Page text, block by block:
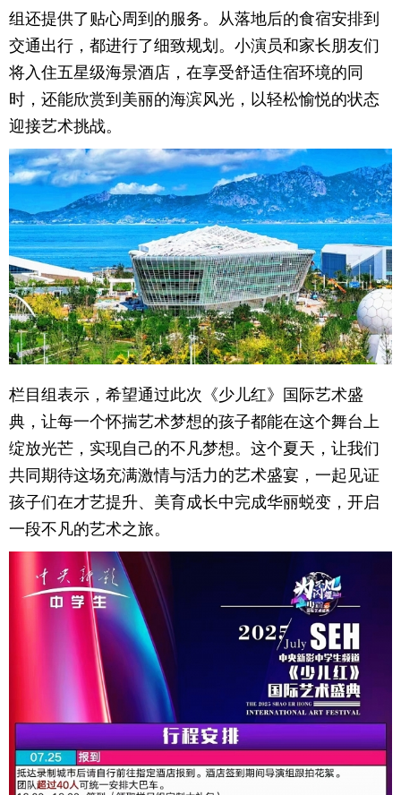
组还提供了贴心周到的服务。从落地后的食宿安排到
交通出行，都进行了细致规划。小演员和家长朋友们
将入住五星级海景酒店，在享受舒适住宿环境的同
时，还能欣赏到美丽的海滨风光，以轻松愉悦的状态
迎接艺术挑战。​
栏目组表示，希望通过此次《少儿红》国际艺术盛
典，让每一个怀揣艺术梦想的孩子都能在这个舞台上
绽放光芒，实现自己的不凡梦想。这个夏天，让我们
共同期待这场充满激情与活力的艺术盛宴，一起见证
孩子们在才艺提升、美育成长中完成华丽蜕变，开启
一段不凡的艺术之旅。